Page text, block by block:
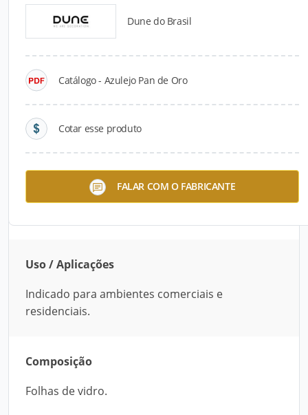
Dune do Brasil
Catálogo - Azulejo Pan de Oro
Cotar esse produto
FALAR COM O FABRICANTE
Detalhes do produto
O Azulejo Pan de Oro, desenvolvido pela Dune, é
revestido com finas lâminas de ouro, combina
com preto, branco ou mármore. Mede 30 cm x 60
Uso / Aplicações
Indicado para ambientes comerciais e
residenciais.
Composição
Folhas de vidro.